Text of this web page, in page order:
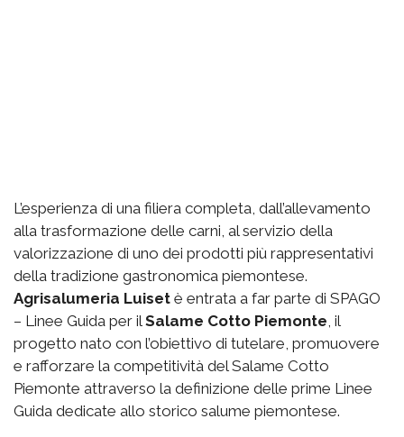
L’esperienza di una filiera completa, dall’allevamento
alla trasformazione delle carni, al servizio della
valorizzazione di uno dei prodotti più rappresentativi
della tradizione gastronomica piemontese.
Agrisalumeria Luiset è entrata a far parte di SPAGO
– Linee Guida per ilSalame Cotto Piemonte, il
progetto nato con l’obiettivo di tutelare, promuovere
e rafforzare la competitività del Salame Cotto
Piemonte attraverso la definizione delle prime Linee
Guida dedicate allo storico salume piemontese.